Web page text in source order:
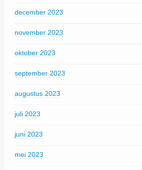
december 2023
november 2023
oktober 2023
september 2023
augustus 2023
juli 2023
juni 2023
mei 2023